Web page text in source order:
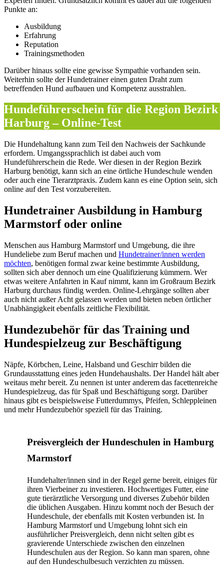
Punkte an:
Ausbildung
Erfahrung
Reputation
Trainingsmethoden
Darüber hinaus sollte eine gewisse Sympathie vorhanden sein.
Weiterhin sollte der Hundetrainer einen guten Draht zum
betreffenden Hund aufbauen und Kompetenz ausstrahlen.
Hundeführerschein für die Region Bezirk
Harburg – Online-Test
Die Hundehaltung kann zum Teil den Nachweis der Sachkunde
erfordern. Umgangssprachlich ist dabei auch vom
Hundeführerschein die Rede. Wer diesen in der Region Bezirk
Harburg benötigt, kann sich an eine örtliche Hundeschule wenden
oder auch eine Tierarztpraxis. Zudem kann es eine Option sein, sich
online auf den Test vorzubereiten.
Hundetrainer Ausbildung in Hamburg
Marmstorf oder online
Menschen aus Hamburg Marmstorf und Umgebung, die ihre
Hundeliebe zum Beruf machen und Hundetrainer/innen werden
möchten, benötigen formal zwar keine bestimmte Ausbildung,
sollten sich aber dennoch um eine Qualifizierung kümmern. Wer
etwas weitere Anfahrten in Kauf nimmt, kann im Großraum Bezirk
Harburg durchaus fündig werden. Online-Lehrgänge sollten aber
auch nicht außer Acht gelassen werden und bieten neben örtlicher
Unabhängigkeit ebenfalls zeitliche Flexibilität.
Hundezubehör für das Training und
Hundespielzeug zur Beschäftigung
Näpfe, Körbchen, Leine, Halsband und Geschirr bilden die
Grundausstattung eines jeden Hundehaushalts. Der Handel hält aber
weitaus mehr bereit. Zu nennen ist unter anderem das facettenreiche
Hundespielzeug, das für Spaß und Beschäftigung sorgt. Darüber
hinaus gibt es beispielsweise Futterdummys, Pfeifen, Schleppleinen
und mehr Hundezubehör speziell für das Training.
Preisvergleich der Hundeschulen in Hamburg
Marmstorf
Hundehalter/innen sind in der Regel gerne bereit, einiges für
ihren Vierbeiner zu investieren. Hochwertiges Futter, eine
gute tierärztliche Versorgung und diverses Zubehör bilden
die üblichen Ausgaben. Hinzu kommt noch der Besuch der
Hundeschule, der ebenfalls mit Kosten verbunden ist. In
Hamburg Marmstorf und Umgebung lohnt sich ein
ausführlicher Preisvergleich, denn nicht selten gibt es
gravierende Unterschiede zwischen den einzelnen
Hundeschulen aus der Region. So kann man sparen, ohne
auf den Hundeschulbesuch verzichten zu müssen.